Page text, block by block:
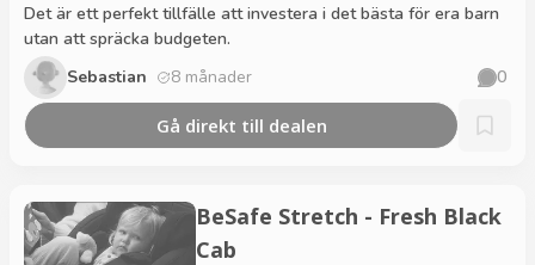
Sebastian 8 månader 0
Det är ett perfekt tillfälle att investera i det bästa för era barn
utan att spräcka budgeten.
Gå direkt till dealen
BeSafe Stretch - Fresh Black
Cab